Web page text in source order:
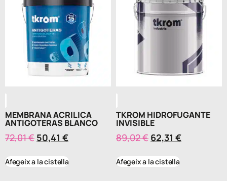
MEMBRANA ACRILICA
ANTIGOTERAS BLANCO
72,01€ 50,41 €
Afegeix a la cistella
TKROM HIDROFUGANTE
INVISIBLE
89,02€ 62,31 €
Afegeix a la cistella